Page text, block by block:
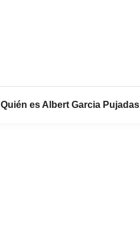
Quién es Albert Garcia Pujadas